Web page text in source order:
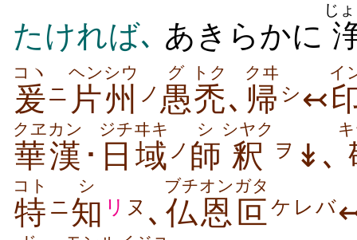
たければ､ あきらかに
じ
爰
コヽ
ニ 片
ヘン
州
シウ
ノ 愚
グ
禿
トク
､ 帰
クヰ
シ ↢
イ
華
クヱ
漢
カン
･ 日
ジチ
域
ヰキ
ノ 師
シ
釈
シヤク
ヲ ↡､
特
コト
ニ知
シ
リ ヌ ､ 仏
ブチ
恩
オン
叵
ガタ
ケレバ